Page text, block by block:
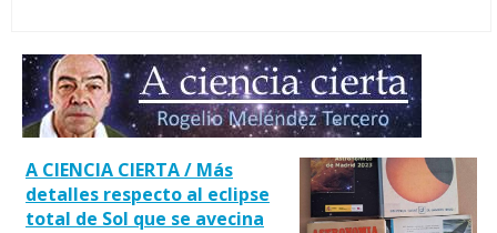
A CIENCIA CIERTA / Más
detalles respecto al eclipse
total de Sol que se avecina